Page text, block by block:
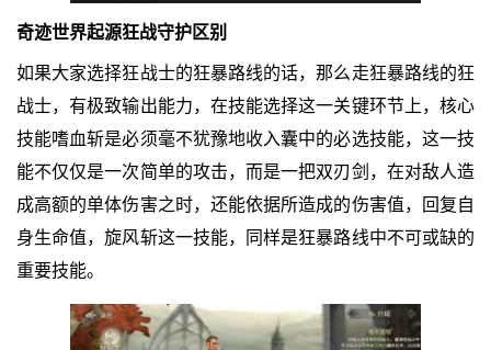
奇迹世界起源狂战守护区别
如果大家选择狂战士的狂暴路线的话，那么走狂暴路线的狂
战士，有极致输出能力，在技能选择这一关键环节上，核心
技能嗜血斩是必须毫不犹豫地收入囊中的必选技能，这一技
能不仅仅是一次简单的攻击，而是一把双刃剑，在对敌人造
成高额的单体伤害之时，还能依据所造成的伤害值，回复自
身生命值，旋风斩这一技能，同样是狂暴路线中不可或缺的
重要技能。